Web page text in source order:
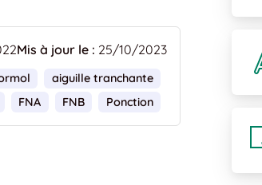
Mis à jour le : 25/10/2023
aiguille tranchante
FNA FNB Ponction